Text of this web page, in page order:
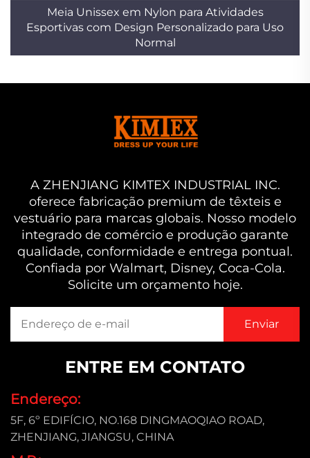
Meia Unissex em Nylon para Atividades
Esportivas com Design Personalizado para Uso
Normal
A ZHENJIANG KIMTEX INDUSTRIAL INC.
oferece fabricação premium de têxteis e
vestuário para marcas globais. Nosso modelo
integrado de comércio e produção garante
qualidade, conformidade e entrega pontual.
Confiada por Walmart, Disney, Coca-Cola.
Solicite um orçamento hoje.
ENTRE EM CONTATO
Endereço:
5F, 6º EDIFÍCIO, NO.168 DINGMAOQIAO ROAD,
ZHENJIANG, JIANGSU, CHINA